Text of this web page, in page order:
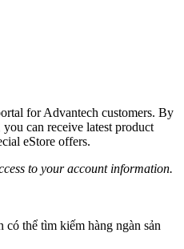
for Advantech customers. By
can receive latest product
eStore offers.
to your account information.
có thể tìm kiếm hàng ngàn sản